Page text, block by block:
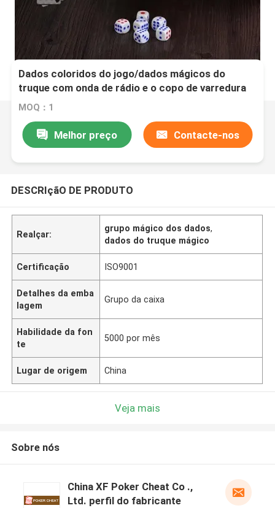
Dados coloridos do jogo/dados mágicos do
truque com onda de rádio e o copo de varredura
MOQ：1
Melhor preço Contacte-nos
DESCRIçãO DE PRODUTO
Realçar:
grupo mágico dos dados,
dados do truque mágico
Certificação ISO9001
Detalhes da emba
lagem
Grupo da caixa
Habilidade da fon
te
5000 por mês
Lugar de origem China
Veja mais
Sobre nós
China XF Poker Cheat Co .,
Ltd. perfil do fabricante